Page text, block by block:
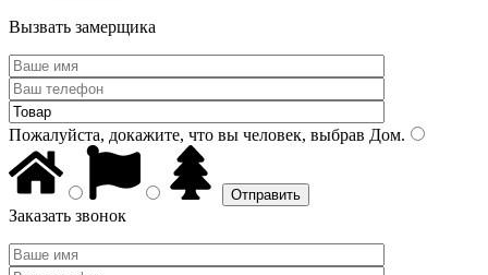
Вызвать замерщика
Пожалуйста, докажите, что вы человек, выбрав Дом.
Заказать звонок